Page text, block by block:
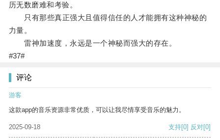
历无数磨难和考验。
只有那些真正强大且值得信任的人才能拥有这种神秘的
力量。
雷神加速度，永远是一个神秘而强大的存在。
#37#
评论
游客
这款app的音乐资源非常优质，可以让我尽情享受音乐的魅力。
2025-09-18 支持[0] 反对[0]